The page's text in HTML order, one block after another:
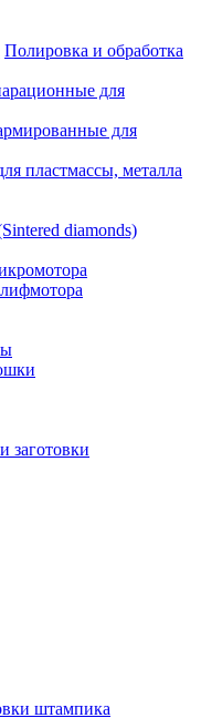
Полировка и обработка
для
для
пластмассы, металла
diamonds)
заготовки